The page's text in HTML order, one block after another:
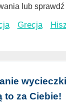
lub
Grecja
to za Ciebie!